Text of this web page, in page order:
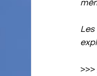
Les
>>>